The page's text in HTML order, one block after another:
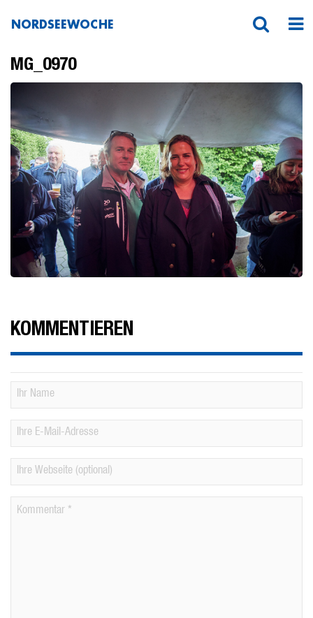
NORDSEEWOCHE
MG_0970
KOMMENTIEREN